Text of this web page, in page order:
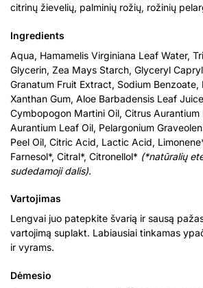
citrinų žievelių, palminių rožių, rožinių
Ingredients
Aqua, Hamamelis Virginiana Leaf Water,
Glycerin, Zea Mays Starch, Glyceryl
Granatum Fruit Extract, Sodium Benzoate,
Xanthan Gum, Aloe Barbadensis Leaf
Cymbopogon Martini Oil, Citrus Aurantium
Aurantium Leaf Oil, Pelargonium
Peel Oil, Citric Acid, Lactic Acid,
Farnesol*, Citral*, Citronellol* (*natūralių
sudedamoji dalis).
Vartojimas
Lengvai juo patepkite švarią ir sausą
vartojimą suplakt. Labiausiai tinkamas
ir vyrams.
Dėmesio